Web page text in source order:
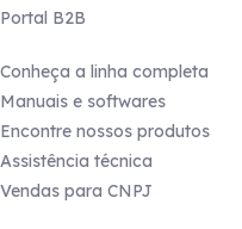
Portal B2B
Conheça a linha completa
Manuais e softwares
Encontre nossos produtos
Assistência técnica
Vendas para CNPJ